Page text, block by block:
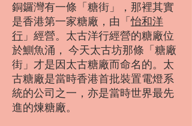
銅鑼灣有一條「糖街」，那裡其實
是香港第一家糖廠，由「怡和洋
行 」經營。太古洋行經營的糖廠位
於鰂魚涌， 今天太古坊那條「糖廠
街」才是因太古糖廠而命名的。太
古糖廠是當時香港首批裝置電燈系
統的公司之一，亦是當時世界最先
進的煉糖廠。